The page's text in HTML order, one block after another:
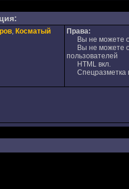
, Косматый
Права:
Вы не можете
Вы не можете
пользователей
HTML вкл.
Спецразметка